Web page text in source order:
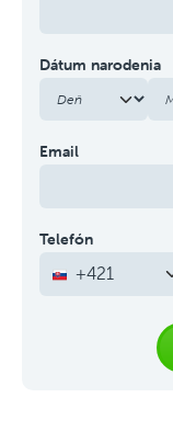
Dátum narodenia
Email
Telefón
+421